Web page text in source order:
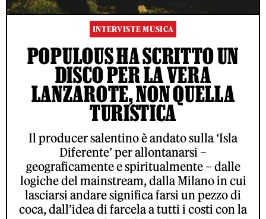
INTERVISTE MUSICA
POPULOUS HA SCRITTO UN
DISCO PER LA VERA
LANZAROTE, NON QUELLA
TURISTICA
Il producer salentino è andato sulla ‘Isla
Diferente’ per allontanarsi –
geograficamente e spiritualmente – dalle
logiche del mainstream, dalla Milano in cui
lasciarsi andare significa farsi un pezzo di
coca, dall’idea di farcela a tutti i costi con la